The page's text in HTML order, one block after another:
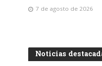
7 de agosto de 2026
Noticias